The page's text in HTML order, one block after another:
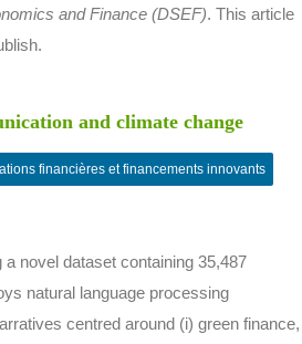
and Finance (DSEF). This article
and climate change
financières et financements innovants
novel dataset containing 35,487
natural language processing
centred around (i) green finance,